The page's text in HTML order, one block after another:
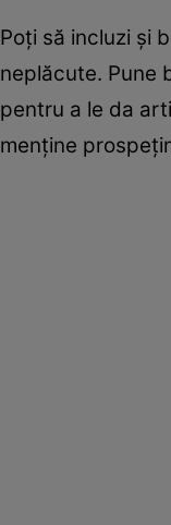
Poţi să incluzi şi
neplăcute. Pune
pentru a le da
menţine